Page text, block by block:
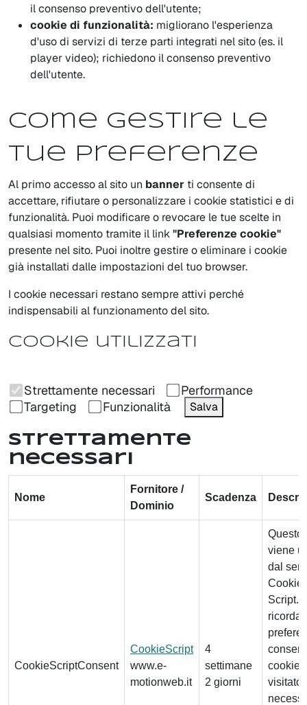
il consenso preventivo dell'utente;
cookie di funzionalità: migliorano l'esperienza
d'uso di servizi di terze parti integrati nel sito (es. il
player video); richiedono il consenso preventivo
dell'utente.
Come gestire le
tue preferenze
Al primo accesso al sito un banner ti consente di
accettare, rifiutare o personalizzare i cookie statistici e di
funzionalità. Puoi modificare o revocare le tue scelte in
qualsiasi momento tramite il link"Preferenze cookie"
presente nel sito. Puoi inoltre gestire o eliminare i cookie
già installati dalle impostazioni del tuo browser.
I cookie necessari restano sempre attivi perché
indispensabili al funzionamento del sito.
Cookie utilizzati
Strettamente necessari
Performance
Targeting
Funzionalità Salva
Strettamente
necessari
Nome
Fornitore /
Dominio
Scadenza
CookieScriptConsent
CookieScript
www.e-
motionweb.it
4
settimane
2 giorni
Questo
viene
dal
Cookie-
cookie